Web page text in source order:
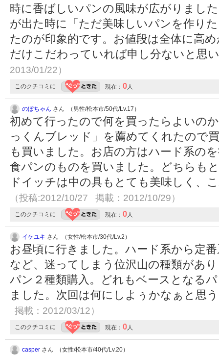
時に香ばしいパンの風味が広がりまし
が出た時に「ただ美味しいパンを作り
たのが印象的です。お値段は全体に高
だけこだわっていれば申し分ないと思
2013/01/22）
このクチコミに 現在： 0人
のぼちゃん さん （男性/松本市/50代/Lv.17）
初めて行ったので何を買ったらよいの
っくんブレッド」を薦めてくれたので
も買いました。お店の方はハード系の
食パンのものを買いました。どちらも
ドイッチは中の具もとても美味しく、
（投稿:2012/10/27 掲載：2012/10/29）
このクチコミに 現在： 0人
イケユキ さん （女性/松本市/30代/Lv.2）
お昼頃に行きました。ハード系から定
など、迷ってしまう位沢山の種類があ
パン２種類購入。どれもベースとなる
ました。次回は何にしよぅかなぁと思
掲載：2012/03/12）
このクチコミに 現在： 0人
casper さん （女性/松本市/40代/Lv.20）